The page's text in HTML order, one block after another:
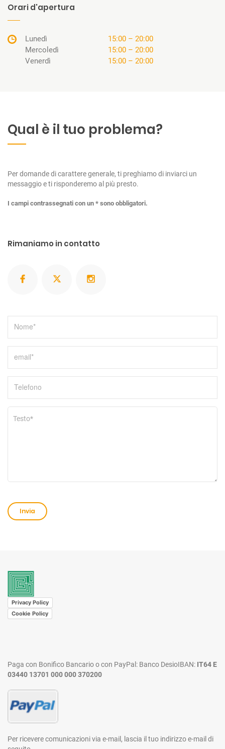
Orari d'apertura
Lunedì
15:00 – 20:00
Mercoledì
15:00 – 20:00
Venerdì
15:00 – 20:00
Qual è il tuo problema?
Per domande di carattere generale, ti preghiamo di inviarci un
messaggio e ti risponderemo al più presto.
I campi contrassegnati con un * sono obbligatori.
Rimaniamo in contatto
Privacy Policy
Cookie Policy
Paga con Bonifico Bancario o con PayPal: Banco DesioIBAN: IT64 E
03440 13701 000 000 370200
Per ricevere comunicazioni via e-mail, lascia il tuo indirizzo e-mail di